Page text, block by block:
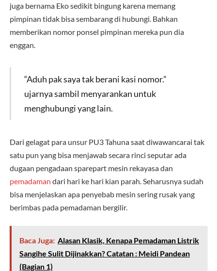
juga bernama Eko sedikit bingung karena memang
pimpinan tidak bisa sembarang di hubungi. Bahkan
memberikan nomor ponsel pimpinan mereka pun dia
enggan.
“Aduh pak saya tak berani kasi nomor.”
ujarnya sambil menyarankan untuk
menghubungi yang lain.
Dari gelagat para unsur PU3 Tahuna saat diwawancarai tak
satu pun yang bisa menjawab secara rinci seputar ada
dugaan pengadaan sparepart mesin rekayasa dan
pemadaman dari hari ke hari kian parah. Seharusnya sudah
bisa menjelaskan apa penyebab mesin sering rusak yang
berimbas pada pemadaman bergilir.
Baca Juga: Alasan Klasik, Kenapa Pemadaman Listrik
Sangihe Sulit Dijinakkan? Catatan : Meidi Pandean
(Bagian 1)